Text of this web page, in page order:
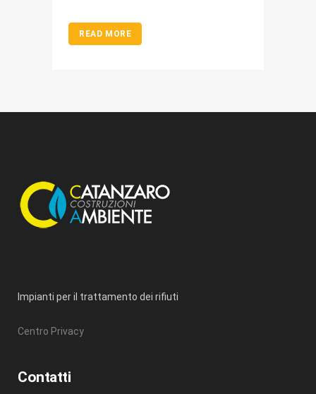
READ MORE
Impianti per il trattamento dei rifiuti
Centro Privacy
Contatti